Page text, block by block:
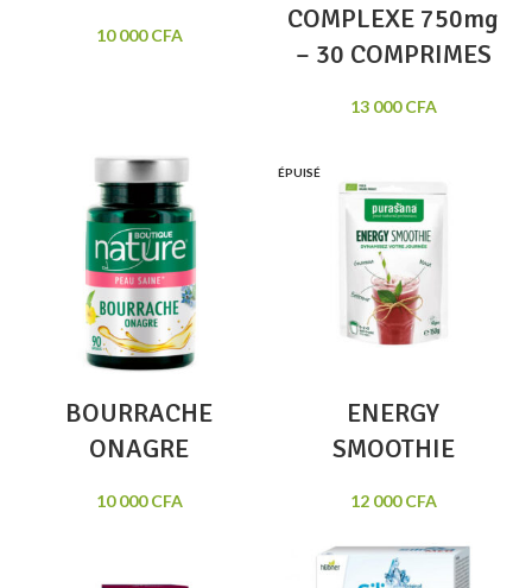
10 000CFA
COMPLEXE 750mg
– 30 COMPRIMES
13 000CFA
BOURRACHE
ONAGRE
10 000CFA
ÉPUISÉ
ENERGY
SMOOTHIE
12 000CFA